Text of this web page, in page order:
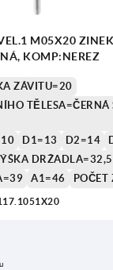
M05X20
KOMP:NEREZ
ZÁVITU=20
TĚLESA=ČERNÁ
D1=13 D2=14
DRŽADLA=32,5
A1=46 POČET